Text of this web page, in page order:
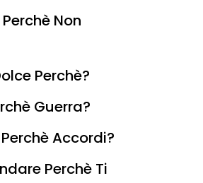
Non
Perchè?
Guerra?
Accordi?
Perchè Ti